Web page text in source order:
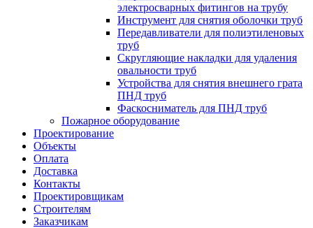
электросварных фитингов на трубу
Инструмент для снятия оболочки труб
Передавливатели для полиэтиленовых
труб
Скругляющие накладки для удаления
овальности труб
Устройства для снятия внешнего грата
ПНД труб
Фаскосниматель для ПНД труб
Пожарное оборудование
Проектирование
Объекты
Оплата
Доставка
Контакты
Проектировщикам
Строителям
Заказчикам